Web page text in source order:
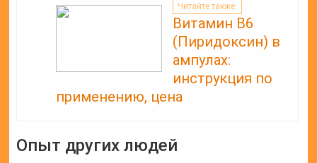
Читайте также:
Витамин В6
(Пиридоксин) в
ампулах:
инструкция по
применению, цена
Опыт других людей